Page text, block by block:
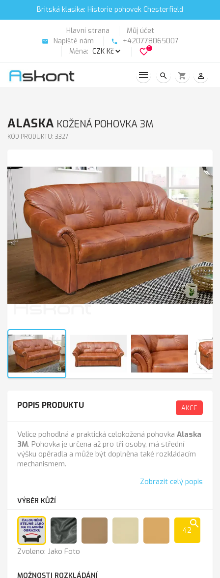
Britská klasika: Historie pohovek Chesterfield
Hlavní strana Můj účet
email Napiště nám phone
+420778065007
Měna:
favorite_border0
search shopping_cart person_outline
ALASKA KOŽENÁ POHOVKA 3M
KÓD PRODUKTU: 3327
POPIS PRODUKTU AKCE
Velice pohodlná a praktická celokožená pohovka Alaska
3M. Pohovka je určena až pro tři osoby, má střední
výšku opěradla a může být doplněna také rozkládacím
mechanismem.
Zobrazit celý popis
VÝBĚR KŮŽÍ
Jako
Anthrazit
search
42
Zvoleno: Jako Foto
MOŽNOSTI ROZKLÁDÁNÍ